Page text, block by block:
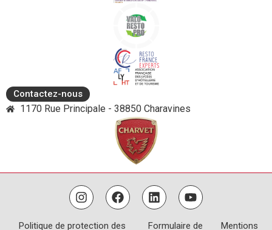
Contactez-nous
1170 Rue Principale - 38850 Charavines
Politique de protection des
Formulaire de
Mentions